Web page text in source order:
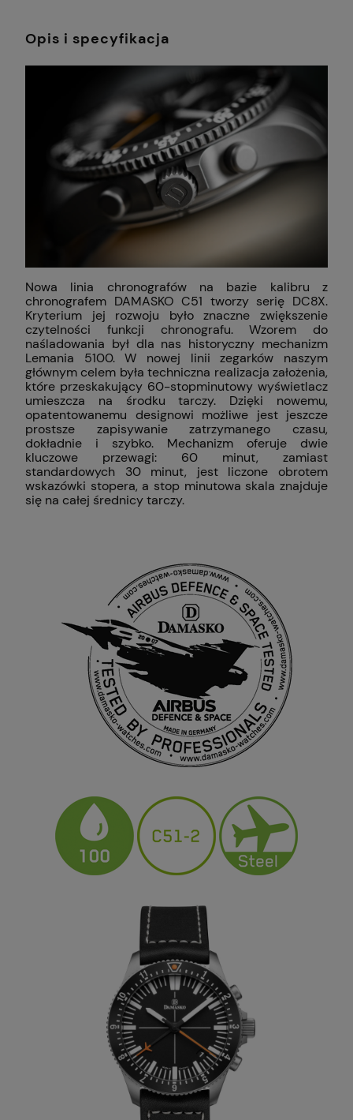
Opis i specyfikacja
Nowa linia chronografów na bazie kalibru z
chronografem DAMASKO C51 tworzy serię DC8X.
Kryterium jej rozwoju było znaczne zwiększenie
czytelności funkcji chronografu. Wzorem do
naśladowania był dla nas historyczny mechanizm
Lemania 5100. W nowej linii zegarków naszym
głównym celem była techniczna realizacja założenia,
które przeskakujący 60-stopminutowy wyświetlacz
umieszcza na środku tarczy. Dzięki nowemu,
opatentowanemu designowi możliwe jest jeszcze
prostsze zapisywanie zatrzymanego czasu,
dokładnie i szybko. Mechanizm oferuje dwie
kluczowe przewagi: 60 minut, zamiast
standardowych 30 minut, jest liczone obrotem
wskazówki stopera, a stop minutowa skala znajduje
się na całej średnicy tarczy.